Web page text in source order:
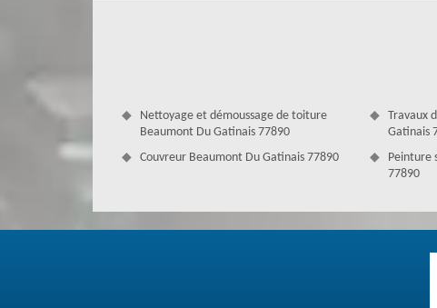
Résoudre les problèmes de gouttière à
Une usure, le manque d’entretien ou la mauvaise
Nettoyage et démoussage de toiture
Beaumont Du Gatinais 77890
Couvreur Beaumont Du Gatinais 77890
Travaux
Gatinais
Peinture
77890